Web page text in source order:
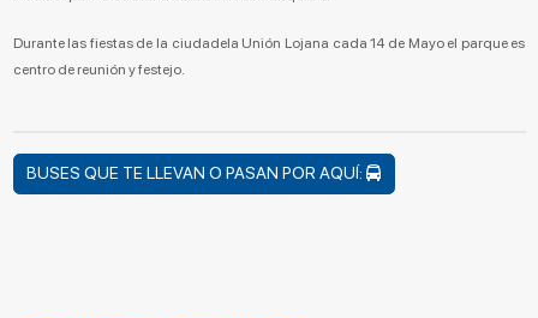
Durante las fiestas de la ciudadela Unión Lojana cada 14 de Mayo el parque es
centro de reunión y festejo.
BUSES QUE TE LLEVAN O PASAN POR AQUÍ: